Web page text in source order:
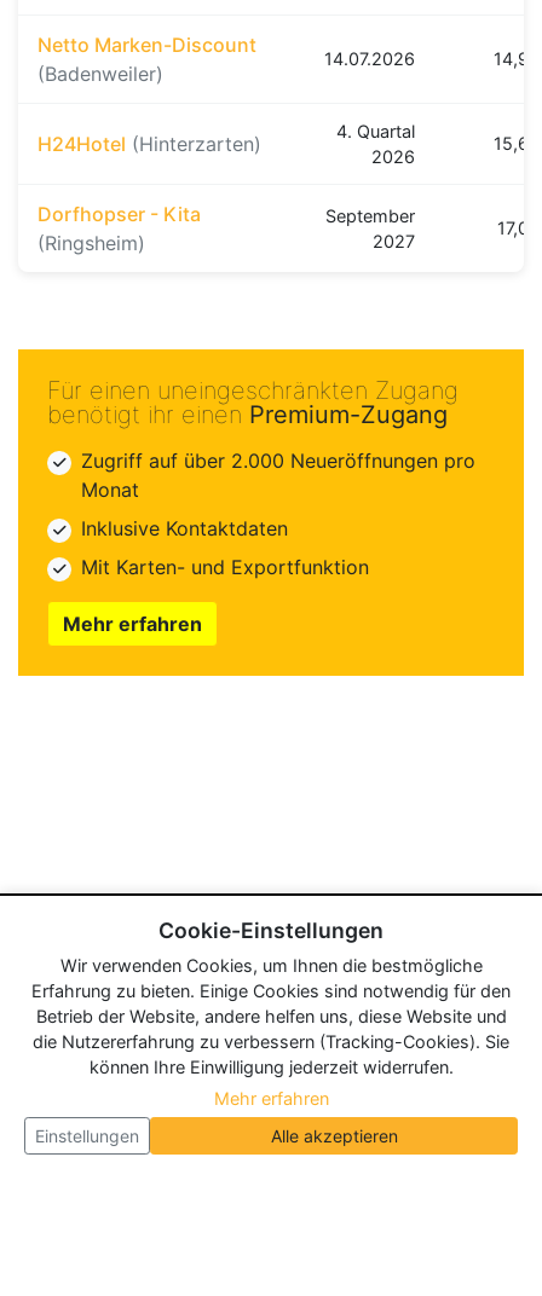
Netto Marken-Discount
(Badenweiler)
14.07.2026 14,9
H24Hotel (Hinterzarten)
4. Quartal
2026
15,6
Dorfhopser - Kita
(Ringsheim)
September
2027
17,0
Für einen uneingeschränkten Zugang
benötigt ihr einen Premium-Zugang
Zugriff auf über 2.000 Neueröffnungen pro
Monat
Inklusive Kontaktdaten
Mit Karten- und Exportfunktion
Mehr erfahren
Cookie-Einstellungen
Wir verwenden Cookies, um Ihnen die bestmögliche
Erfahrung zu bieten. Einige Cookies sind notwendig für den
Betrieb der Website, andere helfen uns, diese Website und
die Nutzererfahrung zu verbessern (Tracking-Cookies). Sie
können Ihre Einwilligung jederzeit widerrufen.
Mehr erfahren
Einstellungen
Alle akzeptieren